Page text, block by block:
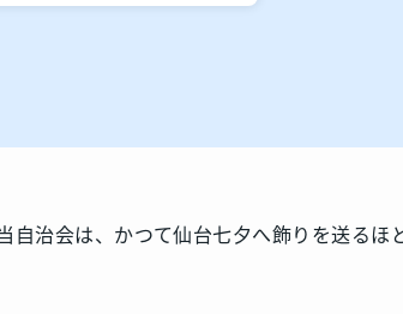
自治会は、かつて仙台七夕へ飾りを送るほ